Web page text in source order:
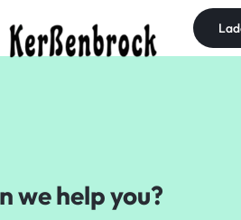
we help you?